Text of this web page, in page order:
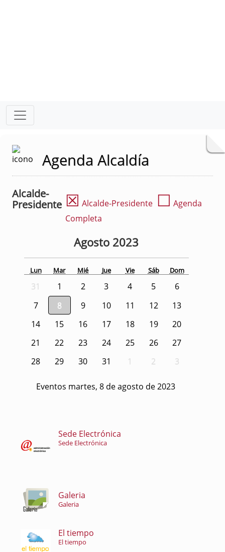
Agenda Alcaldía
Alcalde-
Presidente ☒ Alcalde-Presidente ☐ Agenda
Completa
Agosto 2023
Lun Mar Mié Jue Vie Sáb Dom
31 1 2 3 4 5
6
7
8 9 10 11 12
13
14
15 16 17 18 19
20
21
22 23 24 25 26
27
28
29 30 31 1 2 3
Eventos martes, 8 de agosto de 2023
Sede Electrónica
Sede Electrónica
Galeria
Galeria
El tiempo
El tiempo